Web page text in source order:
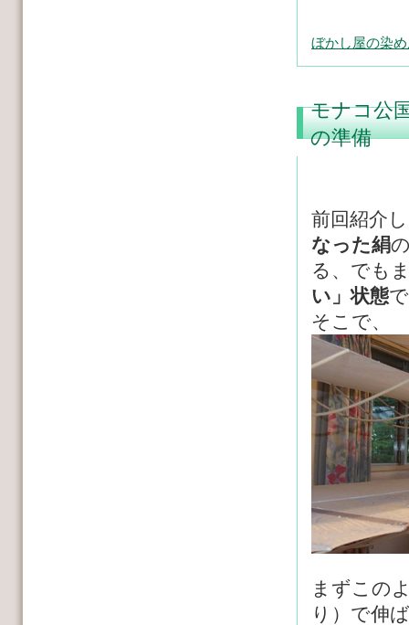
ぼかし屋の染
モナコ公
の準備
前回紹介
なった絹
る、でも
い」状態
そこで、
まずこの
り）で伸